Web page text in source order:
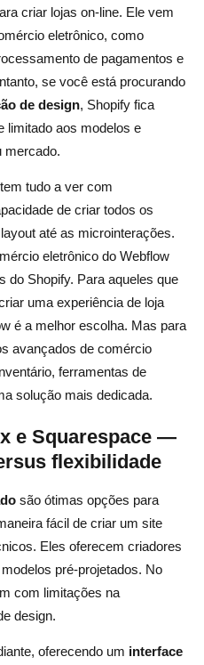
criar lojas on-line. Ele vem
eletrônico, como
de pagamentos e
se você está procurando
de design, Shopify fica
limitado aos modelos e
mercado.
tudo a ver com
de criar todos os
até as microinterações.
eletrônico do Webflow
do Shopify. Para aqueles que
uma experiência de loja
é a melhor escolha. Mas para
avançados de comércio
ferramentas de
solução mais dedicada.
e Squarespace —
flexibilidade
são ótimas opções para
fácil de criar um site
Eles oferecem criadores
pré-projetados. No
com limitações na
design.
oferecendo um interface